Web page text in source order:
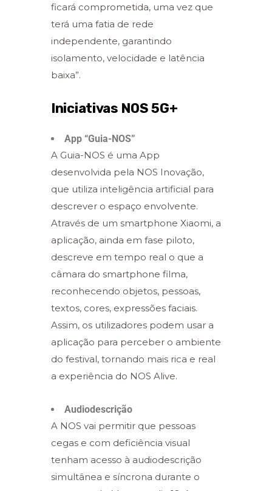
ficará comprometida, uma vez que
terá uma fatia de rede
independente, garantindo
isolamento, velocidade e latência
baixa”.
Iniciativas NOS 5G+
App “Guia-NOS”
A Guia-NOS é uma App
desenvolvida pela NOS Inovação,
que utiliza inteligência artificial para
descrever o espaço envolvente.
Através de um smartphone Xiaomi, a
aplicação, ainda em fase piloto,
descreve em tempo real o que a
câmara do smartphone filma,
reconhecendo objetos, pessoas,
textos, cores, expressões faciais.
Assim, os utilizadores podem usar a
aplicação para perceber o ambiente
do festival, tornando mais rica e real
a experiência do NOS Alive.
Audiodescrição
A NOS vai permitir que pessoas
cegas e com deficiência visual
tenham acesso à audiodescrição
simultânea e síncrona durante o